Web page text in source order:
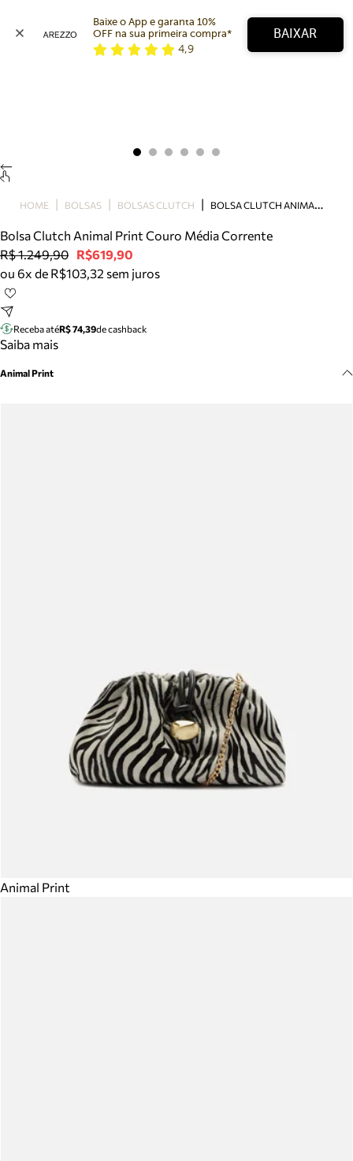
Bolsa
Tamanco
Tênis
Mule
Tire dúvidas sobre pedidos, devoluções e mais.
Acompanhe seus pedidos e solicite devoluções.
Baixe o App e garanta 10%
OFF na sua primeira compra*
4,9
BAIXAR
HOME BOLSAS BOLSAS CLUTCH B
OLSA CLUTCH ANIMAL PRINT COURO MÉDIA CORRENTE
Bolsa Clutch Animal Print Couro Média Corrente
R$ 1.249,90 R$619,90
ou 6x de R$103,32 sem juros
Receba atéR$ 74,39de cashback
Saiba mais
Animal Print
Animal Print